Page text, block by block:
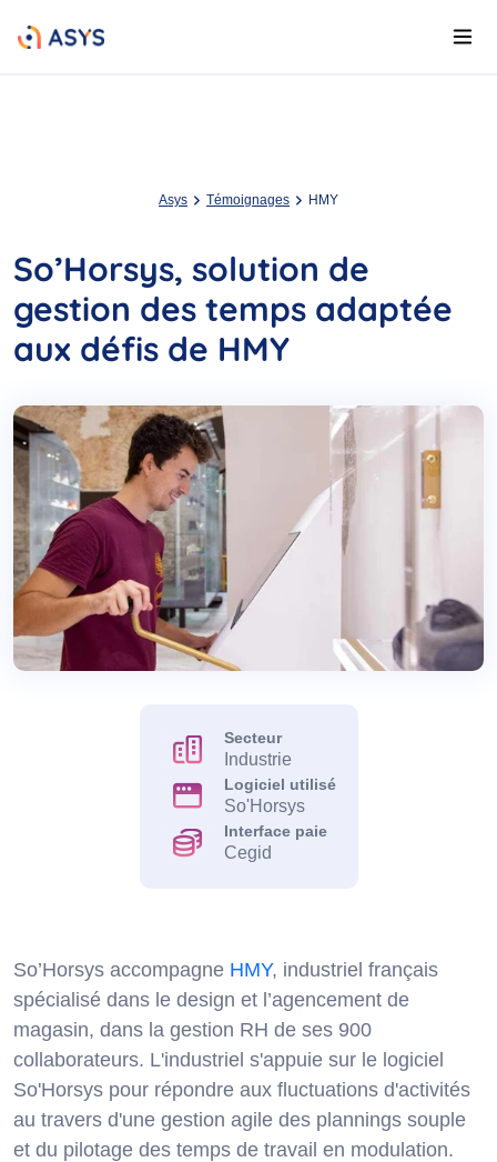
Asys Témoignages HMY
So’Horsys, solution de
gestion des temps adaptée
aux défis de HMY
Secteur
Industrie
Logiciel utilisé
So'Horsys
Interface paie
Cegid
So’Horsys accompagne HMY, industriel français
spécialisé dans le design et l’agencement de
magasin, dans la gestion RH de ses 900
collaborateurs. L'industriel s'appuie sur le logiciel
So'Horsys pour répondre aux fluctuations d'activités
au travers d'une gestion agile des plannings souple
et du pilotage des temps de travail en modulation.